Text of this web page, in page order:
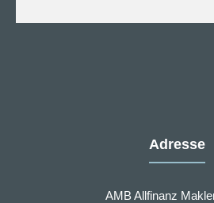
Adresse
AMB Allfinanz